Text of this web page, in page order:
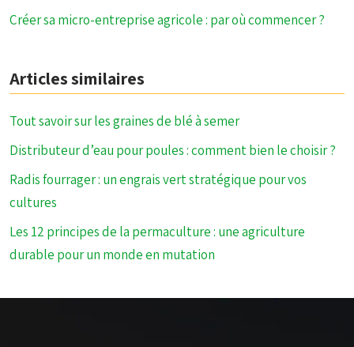
Créer sa micro-entreprise agricole : par où commencer ?
Articles similaires
Tout savoir sur les graines de blé à semer
Distributeur d’eau pour poules : comment bien le choisir ?
Radis fourrager : un engrais vert stratégique pour vos
cultures
Les 12 principes de la permaculture : une agriculture
durable pour un monde en mutation